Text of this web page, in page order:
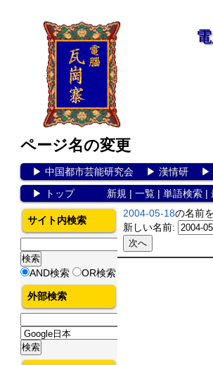
ページ名の変更
▶ 中国都市芸能研究会▶ 漢情研▶
▶
トップ 新規 | 一覧| 単語検索|
2004-05-18の名前
新しい名前:
サイト内検索
AND検索 OR検索
外部検索